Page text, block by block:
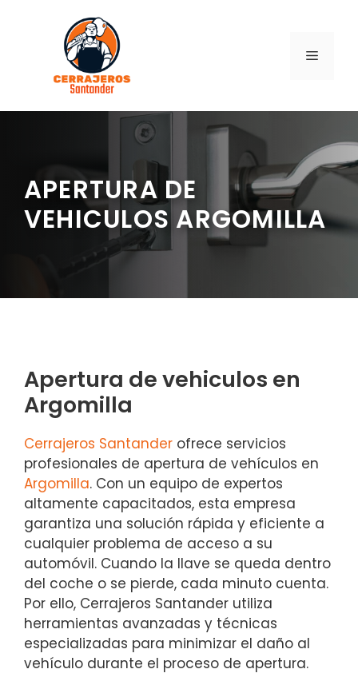
contenido
MENÚ
APERTURA DE
VEHICULOS ARGOMILLA
Apertura de vehiculos en
Argomilla
Cerrajeros Santander ofrece servicios
profesionales de apertura de vehículos en
Argomilla. Con un equipo de expertos
altamente capacitados, esta empresa
garantiza una solución rápida y eficiente a
cualquier problema de acceso a su
automóvil. Cuando la llave se queda dentro
del coche o se pierde, cada minuto cuenta.
Por ello, Cerrajeros Santander utiliza
herramientas avanzadas y técnicas
especializadas para minimizar el daño al
vehículo durante el proceso de apertura.